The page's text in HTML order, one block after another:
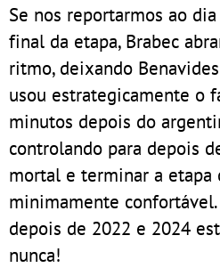
Se nos reportarmos ao
final da etapa, Brabec
ritmo, deixando
usou estrategicamente o
minutos depois do
controlando para depois
mortal e terminar a etapa
minimamente
depois de 2022 e 2024
nunca!